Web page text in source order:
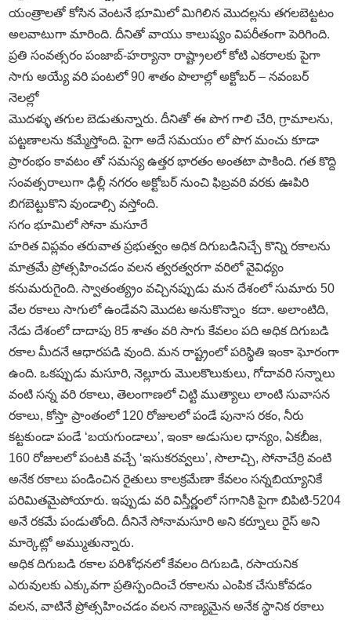
యంత్రాలతో కోసిన వెంటనే భూమిలో మిగిలిన మొదల్లను తగలబెట్టటం
అలవాటుగా మారింది. దీనితో వాయు కాలుష్యం విపరీతంగా పెరిగింది.
ప్రతి సంవత్సరం పంజాబ్‌-హర్యానా రాష్ట్రాలలో కోటి ఎకరాలకు పైగా
సాగు అయ్యే వరి పంటలో 90 శాతం పొలాల్లో అక్టోబర్‌ – నవంబర్‌
నెలల్లో
మొదళ్ళు తగుల బెడుతున్నారు. దీనితో ఈ పొగ గాలి చేరి, గ్రామాలను,
పట్టణాలను కమ్మేస్తోంది. పైగా అదే సమయం లో పొగ మంచు కూడా
ప్రారంభం కావటం తో సమస్య ఉత్తర భారతం అంతటా పాకింది. గత కొద్ది
సంవత్సరాలుగా ఢిల్లీ నగరం అక్టోబర్‌ నుంచి ఫిబ్రవరి వరకు ఊపిరి
బిగబెట్టుకొని వుండాల్సి వస్తోంది.
సగం భూమిలో సోనా మసూరే
హరిత విప్లవం తరువాత ప్రభుత్వం అధిక దిగుబడినిచ్చే కొన్ని రకాలను
మాత్రమే ప్రోత్సహించడం వలన త్వరత్వరగా వరిలో వైవిధ్యం
కనుమరుగైంది. స్వాతంత్య్రం వచ్చినప్పుడు మన దేశంలో సుమారు 50
వేల రకాలు సాగులో ఉండేవని మొదట అనుకొన్నాం కదా. అలాంటిది,
నేడు దేశంలో దాదాపు 85 శాతం వరి సాగు కేవలం పది అధిక దిగుబడి
రకాల మీదనే ఆధారపడి వుంది. మన రాష్ట్రంలో పరిస్థితి ఇంకా ఘోరంగా
ఉంది. ఒకప్పుడు మసూరి, నెల్లూరు మొలకొలుకులు, గోదావరి సన్నాలు
వంటి సన్న వరి రకాలు, తెలంగాణలో చిట్టి ముత్యాలు లాంటి సువాసన
రకాలు, కోస్తా ప్రాంతంలో 120 రోజులలో పండే పునాస రకం, నీరు
కట్టకుండా పండే ‘బయగుండాలు’, ఇంకా అడుసుల ధాన్యం, ఏకబీజ,
160 రోజులలో పంటకి వచ్చే ‘ఇసుకరవ్వలు’, సొలాచ్చి, సోనాచేర్రి వంటి
అనేక రకాలు పండించిన రైతులు కాలక్రమేణా కేవలం సన్నబియ్యానికే
పరిమితమైపోయారు. ఇప్పుడు వరి విస్తీర్ణంలో సగానికి పైగా బిపిటి-5204
అనే రకమే పండుతోంది. దీనినే సోనామసూరి అని కర్నూలు రైస్‌ అని
మార్కెట్లో అమ్ముతున్నారు.
అధిక దిగుబడి రకాల పరిశోధనలో కేవలం దిగుబడి, రసాయనిక
ఎరువులకు ఎక్కువగా ప్రతిస్పందించే రకాలను ఎంపిక చేసుకోవడం
వలన, వాటినే ప్రోత్సహించడం వలన నాణ్యమైన అనేక స్థానిక రకాలు